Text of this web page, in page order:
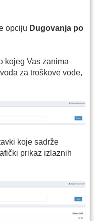
opciju Dugovanja po
kojeg Vas zanima
za troškove vode,
koje sadrže
prikaz izlaznih